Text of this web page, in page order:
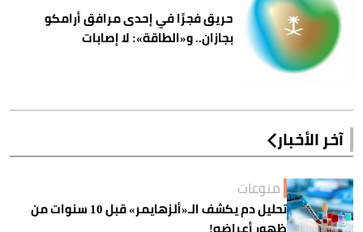
حريق فجرًا في إحدى مرافق أرامكو
بجازان.. و«الطاقة»: لا إصابات
آخر الأخبار
منوعات
تحليل دم يكشف الـ«ألزهايمر» قبل 10 سنوات من